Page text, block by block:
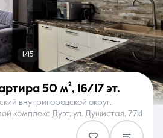
Услуги
Контакты
1/15
50 м², 16/17 эт.
внутригородской округ,
комплекс Дуэт, ул. Душистая, 77к1